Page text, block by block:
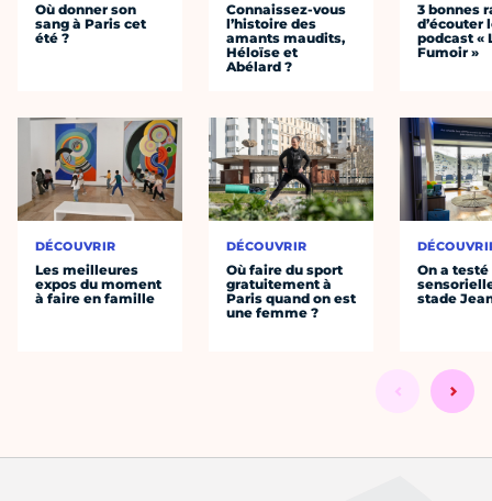
Où donner son
sang à Paris cet
été ?
DÉCOUVRIR
Les meilleures
expos du moment
à faire en famille
Connaissez-vous
l’histoire des
amants maudits,
Héloïse et
Abélard ?
DÉCOUVRIR
Où faire du sport
gratuitement à
Paris quand on est
une femme ?
3 bonnes
d’écouter
podcast «
Fumoir »
On a
stade